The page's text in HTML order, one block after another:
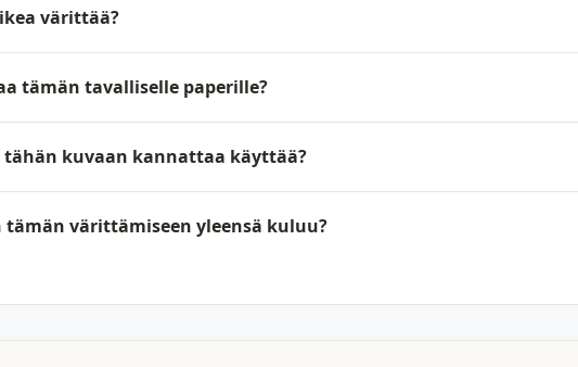
värittää?
tämän tavalliselle paperille?
kuvaan kannattaa käyttää?
tämän värittämiseen yleensä kuluu?